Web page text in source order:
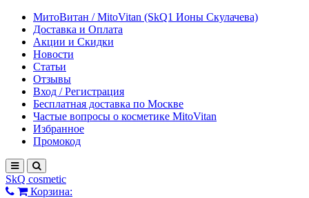
МитоВитан / MitoVitan (SkQ1 Ионы Скулачева)
Доставка и Оплата
Акции и Скидки
Новости
Статьи
Отзывы
Вход / Регистрация
Бесплатная доставка по Москве
Частые вопросы о косметике MitoVitan
Избранное
Промокод
SkQ cosmetic
Корзина: